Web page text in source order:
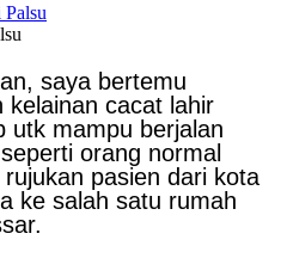
saya bertemu
kelainan cacat lahir
utk mampu berjalan
orang normal
pasien dari kota
ke salah satu rumah